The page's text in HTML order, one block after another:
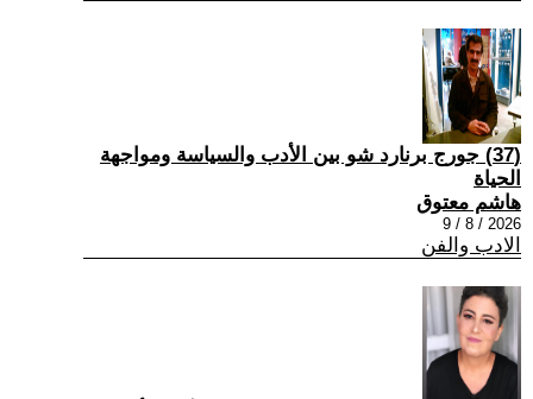
(37) جورج برنارد شو بين الأدب والسياسة ومواجهة
الحياة
هاشم معتوق
2026 / 8 / 9
الادب والفن